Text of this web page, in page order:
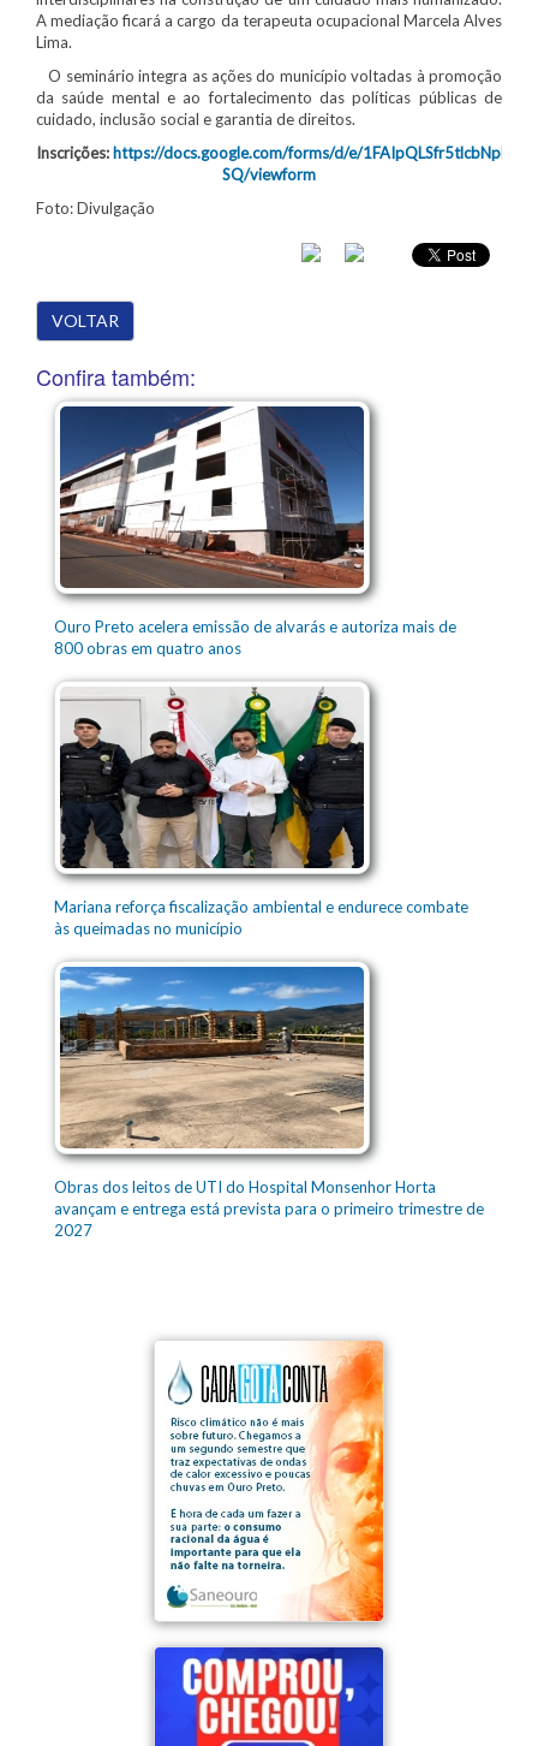
A mediação ficará a cargo da terapeuta ocupacional Marcela Alves
Lima.
O seminário integra as ações do município voltadas à promoção
da saúde mental e ao fortalecimento das políticas públicas de
cuidado, inclusão social e garantia de direitos.
Inscrições: https://docs.google.com/forms/d/e/
SQ/viewform
Foto: Divulgação
VOLTAR
Confira também:
Ouro Preto acelera emissão de alvarás e autoriza mais de
800 obras em quatro anos
Mariana reforça fiscalização ambiental e endurece combate
às queimadas no município
Obras dos leitos de UTI do Hospital Monsenhor Horta
avançam e entrega está prevista para o primeiro trimestre de
2027